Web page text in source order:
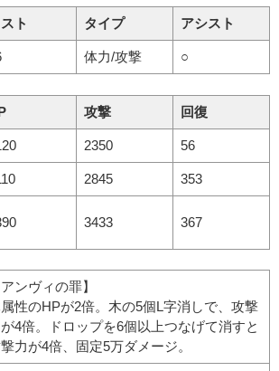
ト タイプ アシスト
体力/攻撃 ○
攻撃 回復
2350 56
2845 353
3433 367
アンヴィの罪】
性のHPが2倍。木の5個L字消しで、攻撃
4倍。ドロップを6個以上つなげて消すと
力が4倍、固定5万ダメージ。